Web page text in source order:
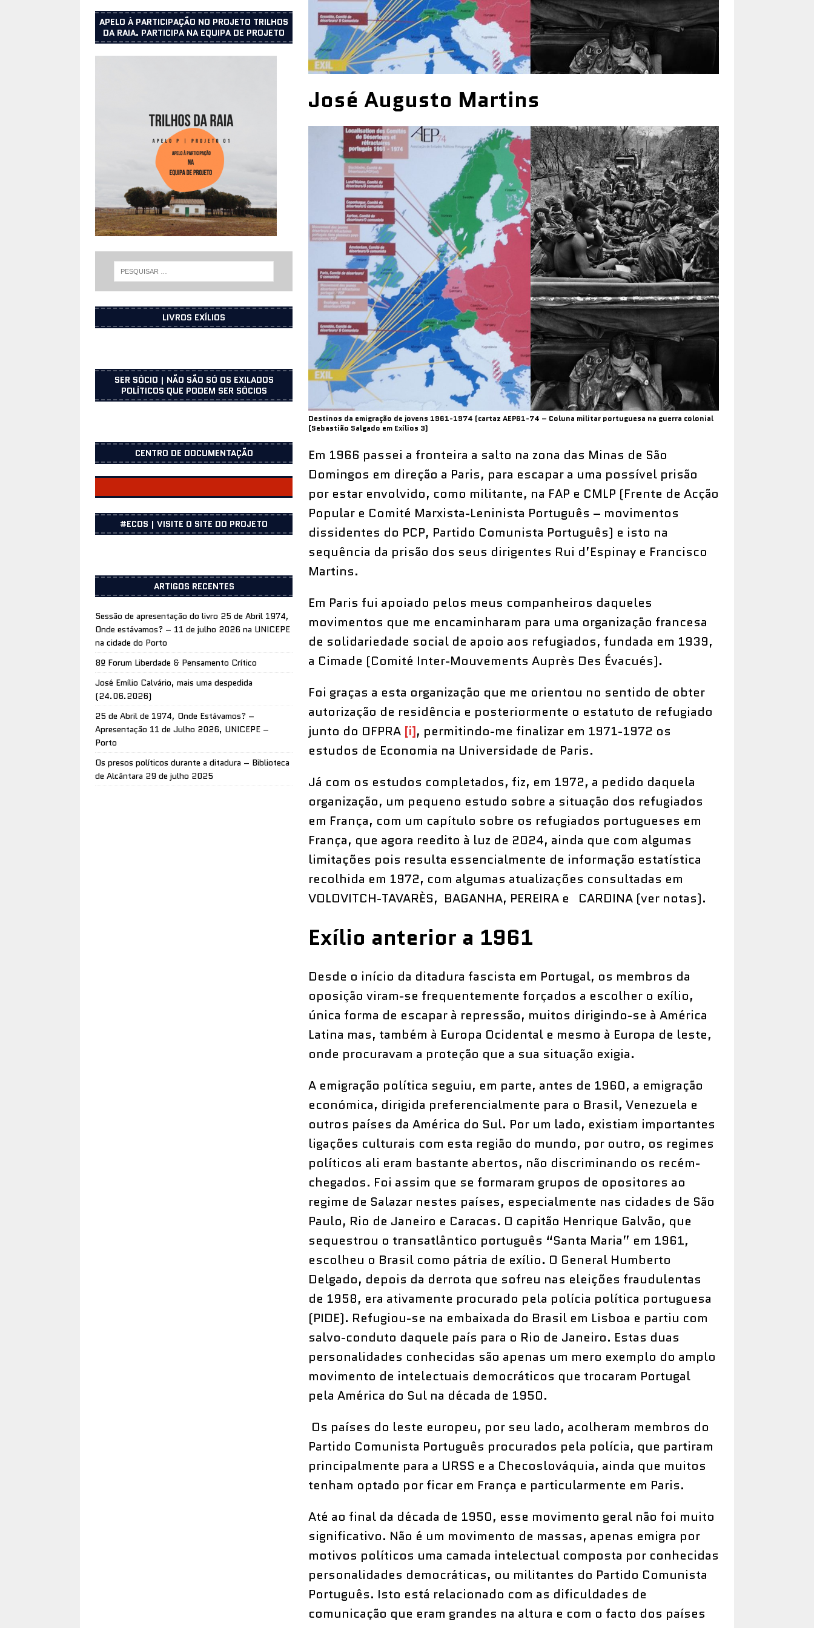
José Augusto Martins
Destinos da emigração de jovens 1961-1974 (cartaz AEP61-74 – Coluna militar portuguesa na guerra colonial
(Sebastião Salgado em Exílios 3)
Em 1966 passei a fronteira a salto na zona das Minas de São
Domingos em direção a Paris, para escapar a uma possível prisão
por estar envolvido, como militante, na FAP e CMLP (Frente de Acção
Popular e Comité Marxista-Leninista Português – movimentos
dissidentes do PCP, Partido Comunista Português) e isto na
sequência da prisão dos seus dirigentes Rui d’Espinay e Francisco
Martins.
Em Paris fui apoiado pelos meus companheiros daqueles
movimentos que me encaminharam para uma organização francesa
de solidariedade social de apoio aos refugiados, fundada em 1939,
a Cimade (Comité Inter-Mouvements Auprès Des Évacués).
Foi graças a esta organização que me orientou no sentido de obter
autorização de residência e posteriormente o estatuto de refugiado
junto do OFPRA [i], permitindo-me finalizar em 1971-1972 os
estudos de Economia na Universidade de Paris.
Já com os estudos completados, fiz, em 1972, a pedido daquela
organização, um pequeno estudo sobre a situação dos refugiados
em França, com um capítulo sobre os refugiados portugueses em
França, que agora reedito à luz de 2024, ainda que com algumas
limitações pois resulta essencialmente de informação estatística
recolhida em 1972, com algumas atualizações consultadas em
VOLOVITCH-TAVARÈS, BAGANHA, PEREIRA e CARDINA (ver notas).
Exílio anterior a 1961
Desde o início da ditadura fascista em Portugal, os membros da
oposição viram-se frequentemente forçados a escolher o exílio,
única forma de escapar à repressão, muitos dirigindo-se à América
Latina mas, também à Europa Ocidental e mesmo à Europa de leste,
onde procuravam a proteção que a sua situação exigia.
A emigração política seguiu, em parte, antes de 1960, a emigração
económica, dirigida preferencialmente para o Brasil, Venezuela e
outros países da América do Sul. Por um lado, existiam importantes
ligações culturais com esta região do mundo, por outro, os regimes
políticos ali eram bastante abertos, não discriminando os recém-
chegados. Foi assim que se formaram grupos de opositores ao
regime de Salazar nestes países, especialmente nas cidades de São
Paulo, Rio de Janeiro e Caracas. O capitão Henrique Galvão, que
sequestrou o transatlântico português “Santa Maria” em 1961,
escolheu o Brasil como pátria de exílio. O General Humberto
Delgado, depois da derrota que sofreu nas eleições fraudulentas
de 1958, era ativamente procurado pela polícia política portuguesa
(PIDE). Refugiou-se na embaixada do Brasil em Lisboa e partiu com
salvo-conduto daquele país para o Rio de Janeiro. Estas duas
personalidades conhecidas são apenas um mero exemplo do amplo
movimento de intelectuais democráticos que trocaram Portugal
pela América do Sul na década de 1950.
Os países do leste europeu, por seu lado, acolheram membros do
Partido Comunista Português procurados pela polícia, que partiram
principalmente para a URSS e a Checoslováquia, ainda que muitos
tenham optado por ficar em França e particularmente em Paris.
Até ao final da década de 1950, esse movimento geral não foi muito
significativo. Não é um movimento de massas, apenas emigra por
motivos políticos uma camada intelectual composta por conhecidas
personalidades democráticas, ou militantes do Partido Comunista
Português. Isto está relacionado com as dificuldades de
comunicação que eram grandes na altura e com o facto dos países
APELO À PARTICIPAÇÃO NO PROJETO TRILHOS
DA RAIA. PARTICIPA NA EQUIPA DE PROJETO
LIVROS EXÍLIOS
SER SÓCIO | NÃO SÃO SÓ OS EXILADOS
POLÍTICOS QUE PODEM SER SÓCIOS
CENTRO DE DOCUMENTAÇÃO
CENTRO DOCUMENTAÇÃO
#ECOS | VISITE O SITE DO PROJETO
ARTIGOS RECENTES
Sessão de apresentação do livro 25 de Abril 1974,
Onde estávamos? – 11 de julho 2026 na UNICEPE
na cidade do Porto
8º Forum Liberdade & Pensamento Crítico
José Emílio Calvário, mais uma despedida
(24.06.2026)
25 de Abril de 1974, Onde Estávamos? –
Apresentação 11 de Julho 2026, UNICEPE –
Porto
Os presos políticos durante a ditadura – Biblioteca
de Alcântara 29 de julho 2025